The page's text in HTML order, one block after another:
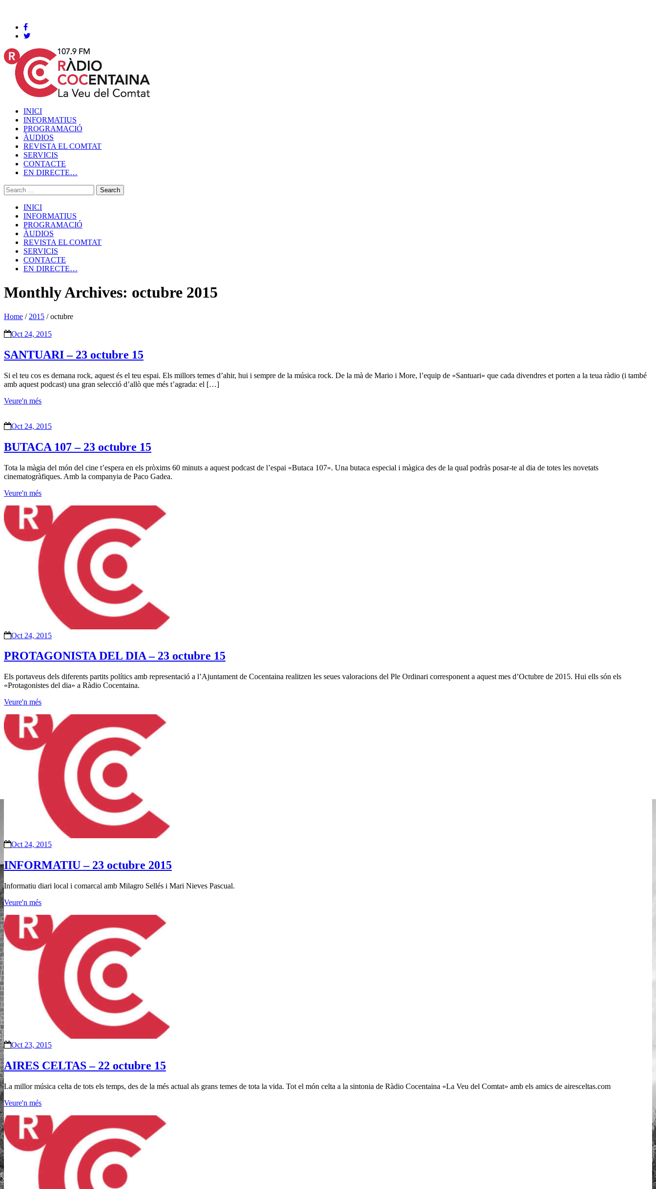
INICI
INFORMATIUS
PROGRAMACIÓ
ÀUDIOS
REVISTA EL COMTAT
SERVICIS
CONTACTE
EN DIRECTE…
INICI
INFORMATIUS
PROGRAMACIÓ
ÀUDIOS
REVISTA EL COMTAT
SERVICIS
CONTACTE
EN DIRECTE…
Monthly Archives: octubre 2015
Home / 2015 /octubre
Oct 24, 2015
SANTUARI – 23 octubre 15
Si el teu cos es demana rock, aquest és el teu espai. Els millors temes d’ahir, hui i sempre de la música rock. De la mà de Mario i More, l’equip de «Santuari» que cada divendres et porten a la teua ràdio (i també
amb aquest podcast) una gran selecció d’allò que més t’agrada: el […]
Veure'n més
Oct 24, 2015
BUTACA 107 – 23 octubre 15
Tota la màgia del món del cine t’espera en els pròxims 60 minuts a aquest podcast de l’espai «Butaca 107». Una butaca especial i màgica des de la qual podràs posar-te al dia de totes les novetats
cinematogràfiques. Amb la companyia de Paco Gadea.
Veure'n més
Oct 24, 2015
PROTAGONISTA DEL DIA – 23 octubre 15
Els portaveus dels diferents partits polítics amb representació a l’Ajuntament de Cocentaina realitzen les seues valoracions del Ple Ordinari corresponent a aquest mes d’Octubre de 2015. Hui ells són els
«Protagonistes del dia» a Ràdio Cocentaina.
Veure'n més
Oct 24, 2015
INFORMATIU – 23 octubre 2015
Informatiu diari local i comarcal amb Milagro Sellés i Mari Nieves Pascual.
Veure'n més
Oct 23, 2015
AIRES CELTAS – 22 octubre 15
La millor música celta de tots els temps, des de la més actual als grans temes de tota la vida. Tot el món celta a la sintonia de Ràdio Cocentaina «La Veu del Comtat» amb els amics de airesceltas.com
Veure'n més